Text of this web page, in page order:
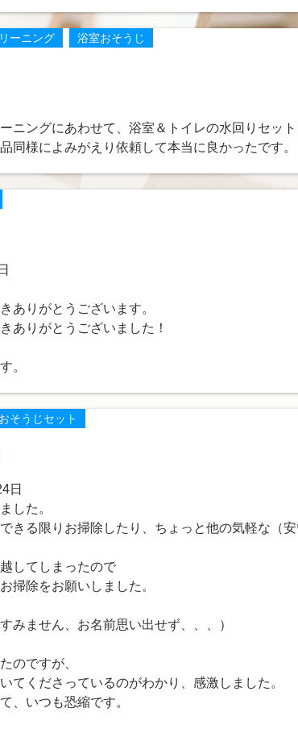
ーニング 浴室おそうじ
ニングにあわせて、浴室＆トイレの水回りセッ
同様によみがえり依頼して本当に良かったです。
ありがとうございます。
ありがとうございました！
。
そうじセット
日
した。
きる限りお掃除したり、ちょっと他の気軽な（安
してしまったので
掃除をお願いしました。
みません、お名前思い出せず、、、）
のですが、
てくださっているのがわかり、感激しました。
、いつも恐縮です。